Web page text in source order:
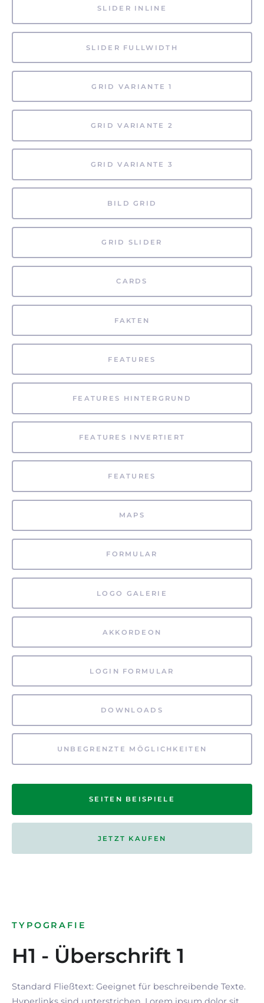
SLIDER INLINE
SLIDER FULLWIDTH
GRID VARIANTE 1
GRID VARIANTE 2
GRID VARIANTE 3
BILD GRID
GRID SLIDER
CARDS
FAKTEN
FEATURES
FEATURES HINTERGRUND
FEATURES INVERTIERT
FEATURES
MAPS
FORMULAR
LOGO GALERIE
AKKORDEON
LOGIN FORMULAR
DOWNLOADS
UNBEGRENZTE MÖGLICHKEITEN
SEITEN BEISPIELE
JETZT KAUFEN
TYPOGRAFIE
H1 - Überschrift 1
Standard Fließtext: Geeignet für beschreibende Texte.